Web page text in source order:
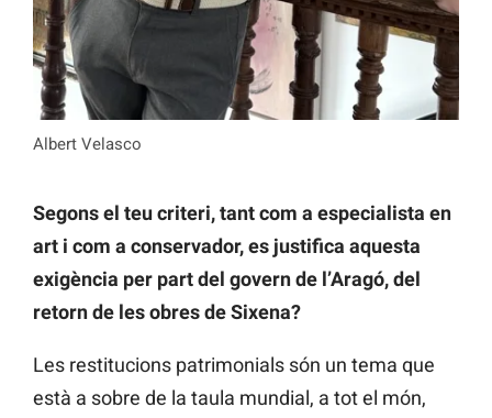
Albert Velasco
Segons el teu criteri, tant com a especialista en
art i com a conservador, es justifica aquesta
exigència per part del govern de l’Aragó, del
retorn de les obres de Sixena?
Les restitucions patrimonials són un tema que
està a sobre de la taula mundial, a tot el món,